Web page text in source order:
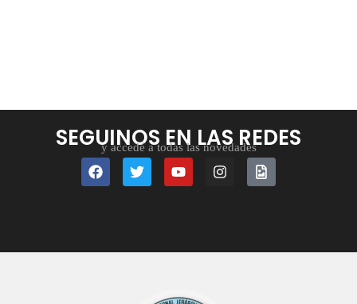
SEGUINOS EN LAS REDES
y accedé a todas las novedades